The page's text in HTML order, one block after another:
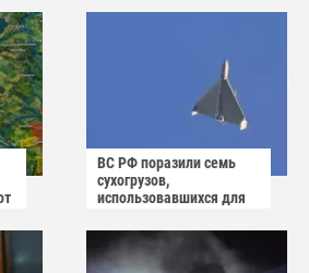
публичного суда
ВС РФ поразили семь
сухогрузов,
использовавшихся для